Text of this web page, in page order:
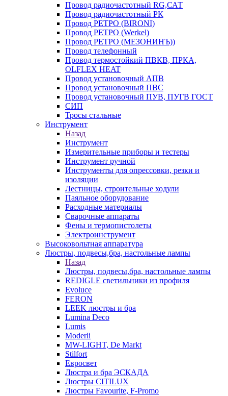
Провод радиочастотный RG,САТ
Провод радиочастотный РК
Провод РЕТРО (BIRONI)
Провод РЕТРО (Werkel)
Провод РЕТРО (МЕЗОНИНЪ))
Провод телефонный
Провод термостойкий ПВКВ, ПРКА,
OLFLEX HEAT
Провод установочный АПВ
Провод установочный ПВС
Провод установочный ПУВ, ПУГВ ГОСТ
СИП
Тросы стальные
Инструмент
Назад
Инструмент
Измерительные приборы и тестеры
Инструмент ручной
Инструменты для опрессовки, резки и
изоляции
Лестницы, строительные ходули
Паяльное оборудование
Расходные материалы
Сварочные аппараты
Фены и термопистолеты
Электроинструмент
Высоковольтная аппаратура
Люстры, подвесы,бра, настольные лампы
Назад
Люстры, подвесы,бра, настольные лампы
REDIGLE светильники из профиля
Evoluce
FERON
LEEK люстры и бра
Lumina Deco
Lumis
Moderli
MW-LIGHT, De Markt
Stilfort
Евросвет
Люстра и бра ЭСКАДА
Люстры CITILUX
Люстры Favourite, F-Promo